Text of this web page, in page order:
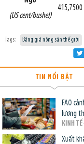
(US cent/bushel)
415,7500
Tags: Bảng giá nông sản thế giới
TIN NỔI BẬT
FAO
lương
KINH TẾ
Xuất